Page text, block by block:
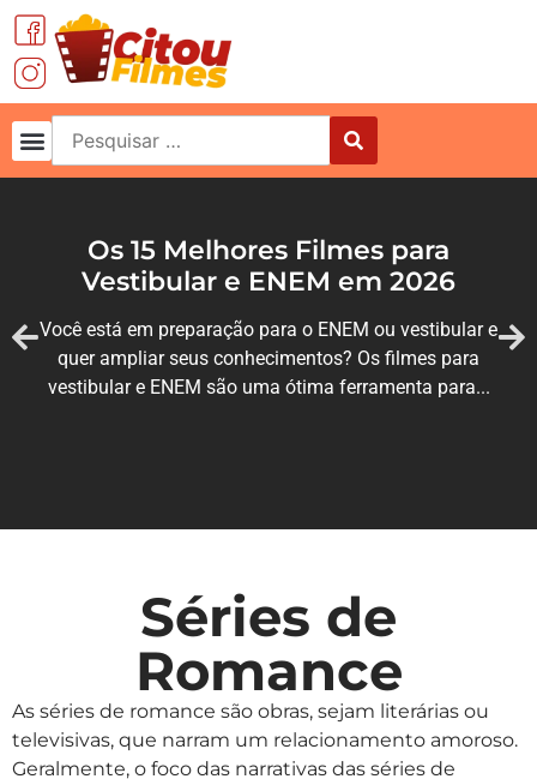
Os 15 Melhores Filmes para
Vestibular e ENEM em 2026
Você está em preparação para o ENEM ou vestibular e
quer ampliar seus conhecimentos? Os filmes para
vestibular e ENEM são uma ótima ferramenta para...
Séries de
Romance
As séries de romance são obras, sejam literárias ou
televisivas, que narram um relacionamento amoroso.
Geralmente, o foco das narrativas das séries de